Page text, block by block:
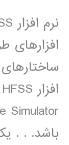
افزارهای
باشد. . .